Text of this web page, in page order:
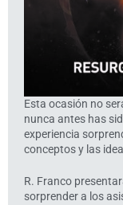
Esta ocasión no
nunca antes has
experiencia
conceptos y las
R. Franco
sorprender a los